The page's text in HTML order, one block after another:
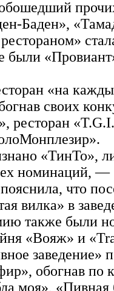
Баден»,
были
«на
своих
ресторан
«ТинТо»,
номинаций, —
что
вилка» в
также были
«Вояж» и
заведение»
обогнав по
моя», «Пивная